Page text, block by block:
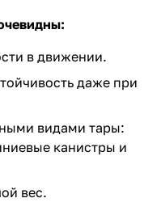
в движении.
даже при
видами тары:
канистры и
вес.